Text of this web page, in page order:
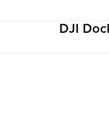
DJI